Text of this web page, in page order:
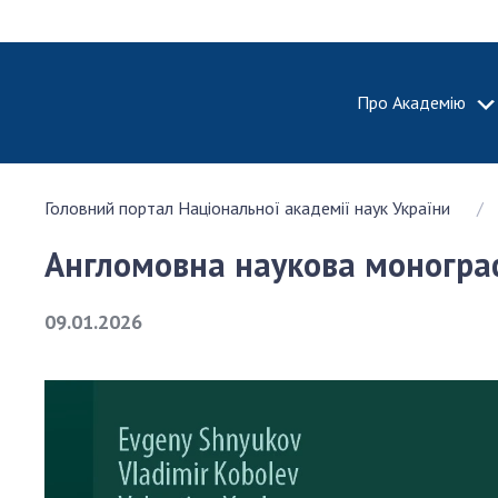
Про Академію
Про
України
Головний портал Національної академії наук України
Англомовна наукова
09.01.2026